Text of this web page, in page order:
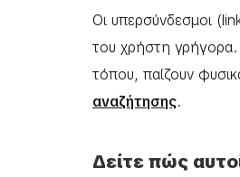
Οι υπερσύνδεσμοι
του χρήστη γρήγορα.
τόπου, παίζουν
αναζήτησης.
Δείτε πώς